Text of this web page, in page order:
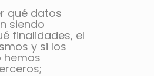
qué datos
siendo
finalidades, el
y si los
hemos